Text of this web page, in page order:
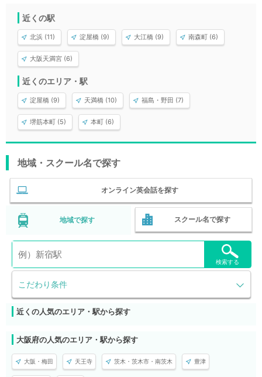
近くの駅
北浜 (11) 淀屋橋 (9) 大江橋 (9) 南森町 (6)
大阪天満宮 (6)
近くのエリア・駅
淀屋橋 (9) 天満橋 (10) 福島・野田 (7)
堺筋本町 (5) 本町 (6)
地域・スクール名で探す
オンライン英会話を探す
地域で探す スクール名で探す
こだわり条件
検索する
近くの人気のエリア・駅から探す
大阪府の人気のエリア・駅から探す
大阪・梅田 天王寺 茨木・茨木市・南茨木 豊津